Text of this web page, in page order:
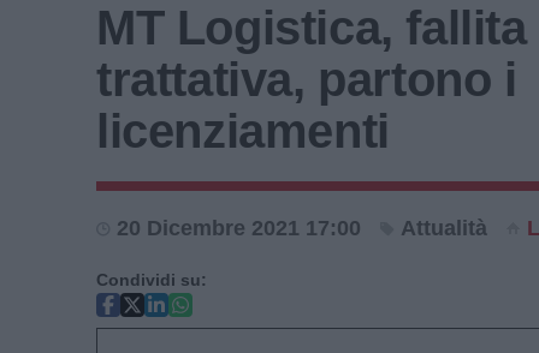
MT Logistica, fallita
trattativa, partono i
licenziamenti
20 Dicembre 2021 17:00 Attualità
Condividi su: